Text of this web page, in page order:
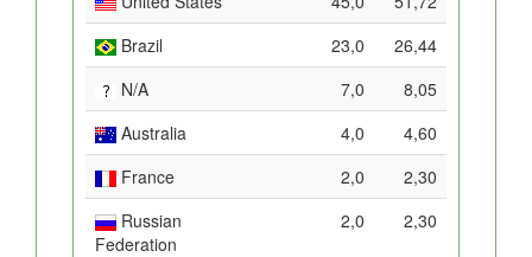
Brazil
23,0
26,44
N/A
7,0
8,05
Australia
4,0
4,60
France
2,0
2,30
Russian
Federation
2,0 2,30